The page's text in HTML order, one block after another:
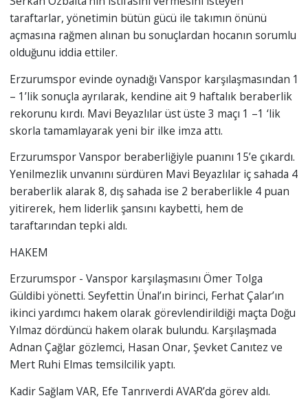
taraftarlar, yönetimin bütün gücü ile takımın önünü
açmasına rağmen alınan bu sonuçlardan hocanın sorumlu
olduğunu iddia ettiler.
Erzurumspor evinde oynadığı Vanspor karşılaşmasından 1
– 1’lik sonuçla ayrılarak, kendine ait 9 haftalık beraberlik
rekorunu kırdı. Mavi Beyazlılar üst üste 3 maçı 1 –1 ‘lik
skorla tamamlayarak yeni bir ilke imza attı.
Erzurumspor Vanspor beraberliğiyle puanını 15’e çıkardı.
Yenilmezlik unvanını sürdüren Mavi Beyazlılar iç sahada 4
beraberlik alarak 8, dış sahada ise 2 beraberlikle 4 puan
yitirerek, hem liderlik şansını kaybetti, hem de
taraftarından tepki aldı.
HAKEM
Erzurumspor - Vanspor karşılaşmasını Ömer Tolga
Güldibi yönetti. Seyfettin Ünal’ın birinci, Ferhat Çalar’ın
ikinci yardımcı hakem olarak görevlendirildiği maçta Doğu
Yılmaz dördüncü hakem olarak bulundu. Karşılaşmada
Adnan Çağlar gözlemci, Hasan Onar, Şevket Canıtez ve
Mert Ruhi Elmas temsilcilik yaptı.
Kadir Sağlam VAR, Efe Tanrıverdi AVAR’da görev aldı.